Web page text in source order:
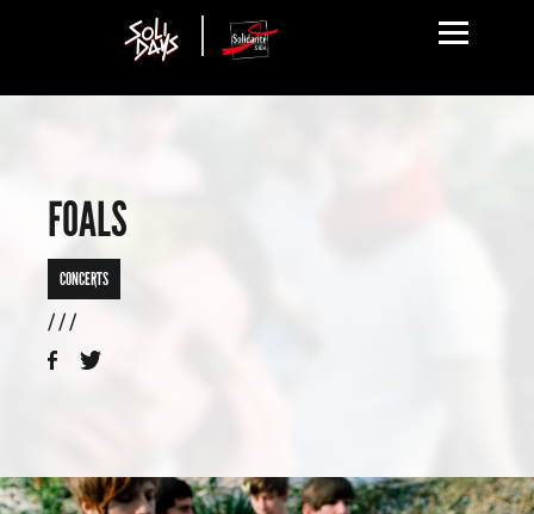
FOALS
CONCERTS
/ / /